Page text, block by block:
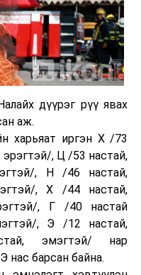
дүүрэг рүү явах
аж.
харьяат иргэн Х /73
эрэгтэй/, Ц /53 настай,
, Н /46 настай,
, Х /44 настай,
, Г /40 настай
, Э /12 настай,
эмэгтэй/ нар
нас барсан байна.